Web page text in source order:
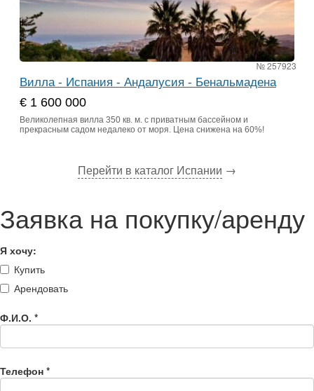
№ 257923
Вилла - Испания - Андалусия - Бенальмадена
€ 1 600 000
Великолепная вилла 350 кв. м. с приватным бассейном и
прекрасным садом недалеко от моря. Цена снижена на 60%!
Перейти в каталог Испании →
Заявка на покупку/аренду
Я хочу:
Купить
Арендовать
Ф.И.О. *
Телефон *